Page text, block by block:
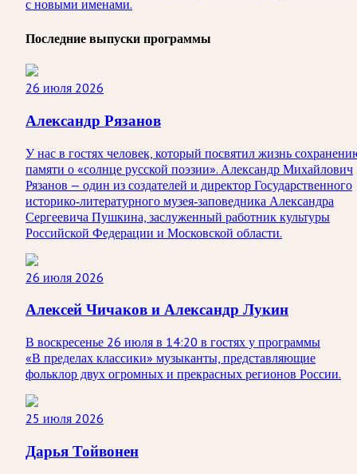
с новыми именами.
Последние выпуски программы
26 июля 2026
Александр Рязанов
У нас в гостях человек, который посвятил жизнь
памяти о «солнце русской поэзии». Александр Михайлович
Рязанов — один из создателей и директор Государственного
историко‑литературного музея‑заповедника Александра
Сергеевича Пушкина, заслуженный работник культуры
Российской Федерации и Московской области.
26 июля 2026
Алексей Чичаков и Александр Лукин
В воскресенье 26 июля в 14:20 в гостях у программы
«В пределах классики» музыканты, представляющие
фольклор двух огромных и прекрасных регионов России.
25 июля 2026
Дарья Тойвонен